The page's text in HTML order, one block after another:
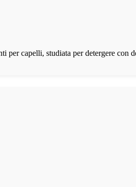
capelli, studiata per detergere con